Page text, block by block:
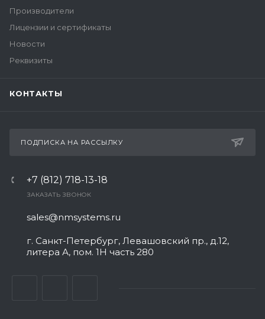
Производители
Лицензии и сертификаты
Новости
Реквизиты
КОНТАКТЫ
ПОДПИСКА НА РАССЫЛКУ
+7 (812) 718-13-18
ЗАКАЗАТЬ ЗВОНОК
sales@nmsystems.ru
г. Санкт-Петербург, Левашовский пр., д.12,
литера А, пом. 1Н часть 280